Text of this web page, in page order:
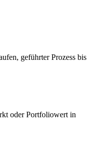
geführter Prozess bis
oder Portfoliowert in